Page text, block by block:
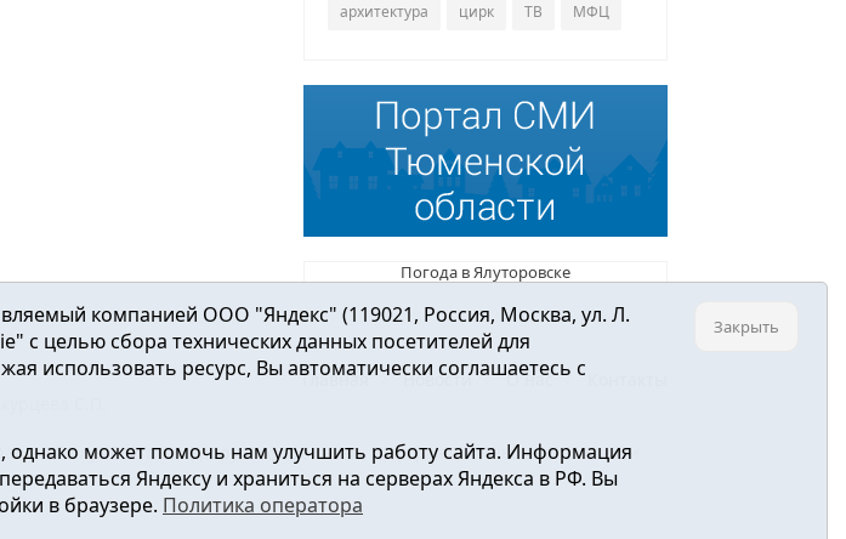
архитектура цирк ТВ МФЦ
Погода в Ялуторовске
Главная Новости О нас
С.П.
службой по надзору в сфере связи, информационных технологий и
компанией ООО "Яндекс" (119021, Россия, Москва, ул. Л.
с целью сбора технических данных посетителей для
использовать ресурс, Вы автоматически соглашаетесь с
может помочь нам улучшить работу сайта. Информация
Яндексу и храниться на серверах Яндекса в РФ. Вы
в браузере. Политика оператора
Закрыть